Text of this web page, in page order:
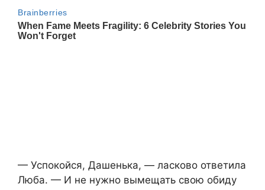
— Успокойся, Дашенька, — ласково ответила
Люба. — И не нужно вымещать свою обиду